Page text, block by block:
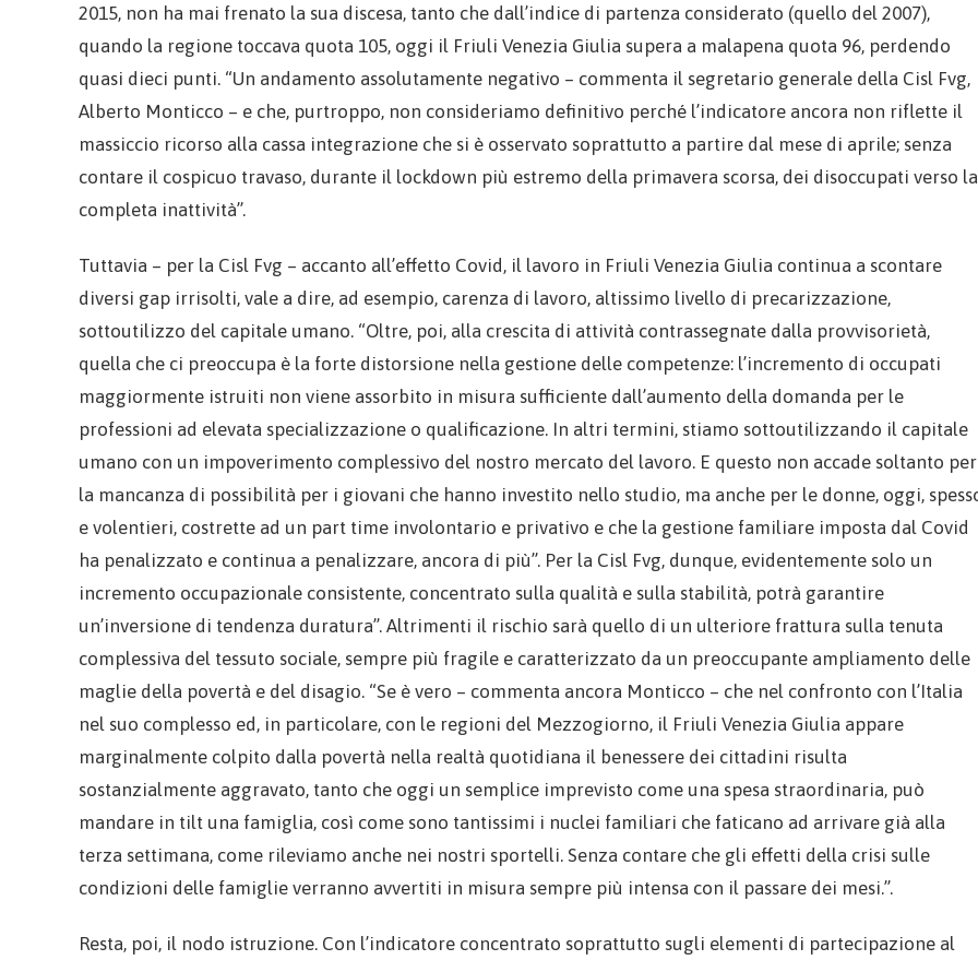
2015, non ha mai frenato la sua discesa, tanto che dall’indice di partenza considerato (quello del 2007),
quando la regione toccava quota 105, oggi il Friuli Venezia Giulia supera a malapena quota 96, perdendo
quasi dieci punti. “Un andamento assolutamente negativo – commenta il segretario generale della Cisl Fvg,
Alberto Monticco – e che, purtroppo, non consideriamo definitivo perché l’indicatore ancora non riflette il
massiccio ricorso alla cassa integrazione che si è osservato soprattutto a partire dal mese di aprile; senza
contare il cospicuo travaso, durante il lockdown più estremo della primavera scorsa, dei disoccupati verso la
completa inattività”.
Tuttavia – per la Cisl Fvg – accanto all’effetto Covid, il lavoro in Friuli Venezia Giulia continua a scontare
diversi gap irrisolti, vale a dire, ad esempio, carenza di lavoro, altissimo livello di precarizzazione,
sottoutilizzo del capitale umano. “Oltre, poi, alla crescita di attività contrassegnate dalla provvisorietà,
quella che ci preoccupa è la forte distorsione nella gestione delle competenze: l’incremento di occupati
maggiormente istruiti non viene assorbito in misura sufficiente dall’aumento della domanda per le
professioni ad elevata specializzazione o qualificazione. In altri termini, stiamo sottoutilizzando il capitale
umano con un impoverimento complessivo del nostro mercato del lavoro. E questo non accade soltanto per
la mancanza di possibilità per i giovani che hanno investito nello studio, ma anche per le donne, oggi,
e volentieri, costrette ad un part time involontario e privativo e che la gestione familiare imposta dal Covid
ha penalizzato e continua a penalizzare, ancora di più”. Per la Cisl Fvg, dunque, evidentemente solo un
incremento occupazionale consistente, concentrato sulla qualità e sulla stabilità, potrà garantire
un’inversione di tendenza duratura”. Altrimenti il rischio sarà quello di un ulteriore frattura sulla tenuta
complessiva del tessuto sociale, sempre più fragile e caratterizzato da un preoccupante ampliamento delle
maglie della povertà e del disagio. “Se è vero – commenta ancora Monticco – che nel confronto con l’Italia
nel suo complesso ed, in particolare, con le regioni del Mezzogiorno, il Friuli Venezia Giulia appare
marginalmente colpito dalla povertà nella realtà quotidiana il benessere dei cittadini risulta
sostanzialmente aggravato, tanto che oggi un semplice imprevisto come una spesa straordinaria, può
mandare in tilt una famiglia, così come sono tantissimi i nuclei familiari che faticano ad arrivare già alla
terza settimana, come rileviamo anche nei nostri sportelli. Senza contare che gli effetti della crisi sulle
condizioni delle famiglie verranno avvertiti in misura sempre più intensa con il passare dei mesi.”.
Resta, poi, il nodo istruzione. Con l’indicatore concentrato soprattutto sugli elementi di partecipazione al